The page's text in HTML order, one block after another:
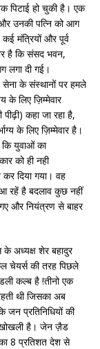
पिटाई हो चुकी है। एक
उनकी पत्नि को आग
मंत्रियों और पूर्व
है कि संसद भवन,
लगा दी गई।
सेना के संस्थानों पर हमले
के लिए ज़िम्मेवार
कहा जा रहा है,
के लिए ज़िम्मेवार है।
युवाओं का
को ही नही
कर दिया गया। वह
आ रहें है बदलाव कुछ नहीं
और नियंत्रण से बाहर
के अध्यक्ष शेर बहादुर
चेयर्स की तरह पिछले
कल्ब है !तीनो एक
थी जिसका अब
प्रतिनिधियों की
खोखली है। जेन ज़ैड
8 प्रतिशत देश से